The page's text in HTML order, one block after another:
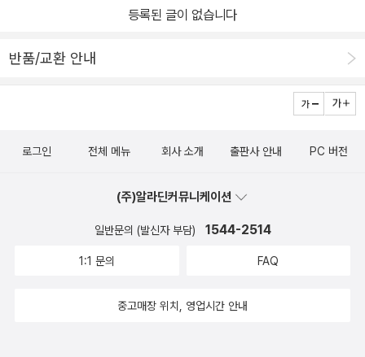
이다. 그래서 이들은 서로 모순되는 뉴스들을 꼼꼼하게 따져볼 여유
둘 만한 정보와 연결되지 못하는 환경이 만들어졌다고 생각한다. 이
세상은 복잡해졌고, 기술은 촌각을 다투며 변화·발전한다. 반면 인간
은 쉽게 변하지 않는다. 인간의 지각 능력과 인식의 폭은 명확한 한계
를 가질 수밖에 없다. 철학자 데이비드 S. 올더버그는《그림자 응시하
인간이 갖는 인식의 한계를 지적한다. 코로나19 상황은 전 세계적으
등에 따라 반응은 천차만별이다. 그나마 과학은 이 같은 상황에서 인
간 지각 능력의 한계를 높여준다고 믿는 경향이 강하다. 숱한 가짜 뉴
목소리도 덩달아 높아지고 있다. 하지만 과학마저 정치의 한 영역이
등록된 글이 없습니다
반품/교환 안내
로그인 전체 메뉴 회사 소개 출판사 안내 PC 버전
(주)알라딘커뮤니케이션
일반문의 (발신자 부담) 1544-2514
1:1 문의 FAQ
중고매장 위치, 영업시간 안내